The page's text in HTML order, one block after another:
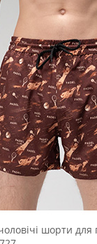
шорти для